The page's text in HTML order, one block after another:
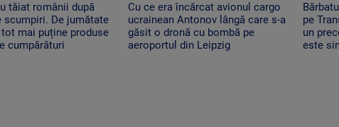
tăiat românii după
scumpiri. De jumătate
tot mai puține produse
cumpărături
Cu ce era încărcat avionul cargo
ucrainean Antonov lângă care s-a
găsit o dronă cu bombă pe
aeroportul din Leipzig
pe
un
este